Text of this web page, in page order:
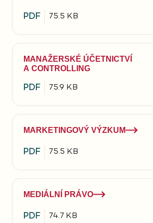
PDF 75.5 KB
MANAŽERSKÉ ÚČETNICTVÍ
A CONTROLLING
PDF 75.9 KB
MARKETINGOVÝ VÝZKUM
PDF 75.5 KB
MEDIÁLNÍ PRÁVO
PDF 74.7 KB